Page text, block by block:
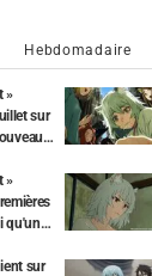
Hebdomadaire
»
sur
de
»
qu'une
sur